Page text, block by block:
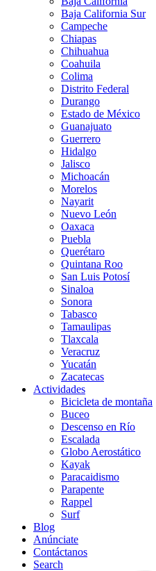
Baja California Sur
Campeche
Chiapas
Chihuahua
Coahuila
Colima
Distrito Federal
Durango
Estado de México
Guanajuato
Guerrero
Hidalgo
Jalisco
Michoacán
Morelos
Nayarit
Nuevo León
Oaxaca
Puebla
Querétaro
Quintana Roo
San Luis Potosí
Sinaloa
Sonora
Tabasco
Tamaulipas
Tlaxcala
Veracruz
Yucatán
Zacatecas
Actividades
Bicicleta de montaña
Buceo
Descenso en Río
Escalada
Globo Aerostático
Kayak
Paracaidismo
Parapente
Rappel
Surf
Blog
Anúnciate
Contáctanos
Search